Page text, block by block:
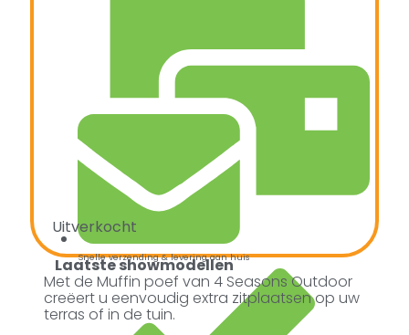
Snelle verzending & levering aan huis
Uitverkocht
Laatste showmodellen
Met de Muffin poef van 4 Seasons Outdoor
creëert u eenvoudig extra zitplaatsen op uw
terras of in de tuin.